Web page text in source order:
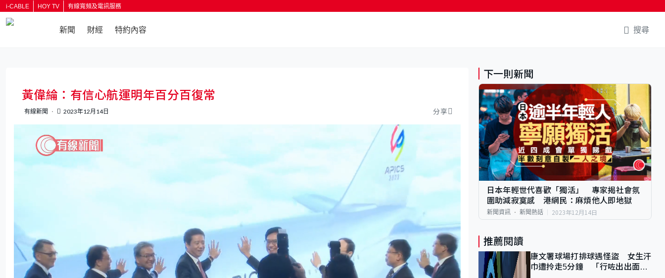
i-CABLE HOY TV 有線寬頻及電訊服務
新聞 財經 特約內容 搜尋
黃偉綸：有信心航運明年百分百復常
有線新聞 2023年12月14日 分享
下一則新聞
日本年輕世代喜歡「獨活」 專家揭社會氛
圍助減寂寞感 港網民：麻煩他人即地獄
新聞資訊 新聞熱話 2023年12月14日
推薦閱讀
康文署球場打排球遇怪盜 女生汗
巾遭拎走5分鐘 「行咗出出面唔